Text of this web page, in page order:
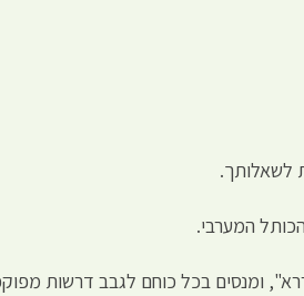
לשאלותך.
המערבי.
ומנסים בכל כוחם לגבב דרשות